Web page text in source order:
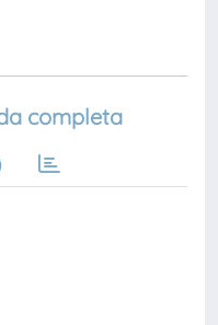
completa